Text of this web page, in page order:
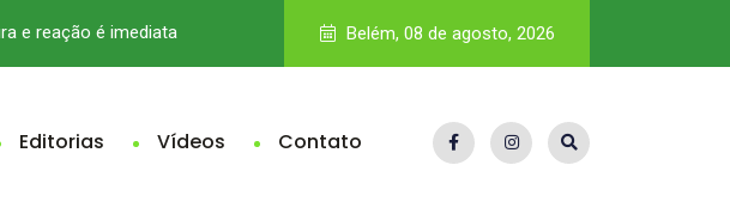
e reação é imediata Crédito trava, terras desvalorizam, crise atinge agro e cria
Belém, 08 de agosto, 2026
Editorias Vídeos Contato